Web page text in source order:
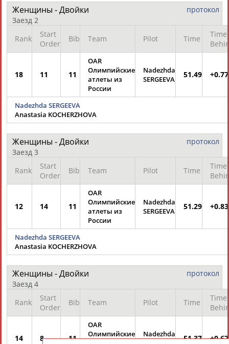
© Стадион, 1998-2026
Разработка и поддержка ООО НАИТ «Стадион»
Адресов в новостной рассылке: 996
Подпишись
протокол
Женщины - Двойки
Заезд 2
Rank
Start
Order
Bib Team Pilot Time
Time
18 11 11
OAR
Олимпийские
атлеты из
России
Nadezhda
SERGEEVA
51.49 +0.77
Nadezhda SERGEEVA
Anastasia KOCHERZHOVA
протокол
Женщины - Двойки
Заезд 3
Rank
Start
Order
Bib Team Pilot Time
Time
12 14 11
OAR
Олимпийские
атлеты из
России
Nadezhda
SERGEEVA
51.29 +0.83
Nadezhda SERGEEVA
Anastasia KOCHERZHOVA
протокол
Женщины - Двойки
Заезд 4
Rank
Start
Order
Bib Team Pilot Time
Time
14 8 11
OAR
Олимпийские
Nadezhda
51.37 +0.67